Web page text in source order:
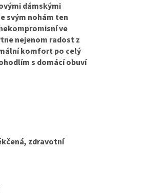
dámskými
svým nohám ten
ve
nejenom radost z
komfort po celý
s domácí obuví
zdravotní